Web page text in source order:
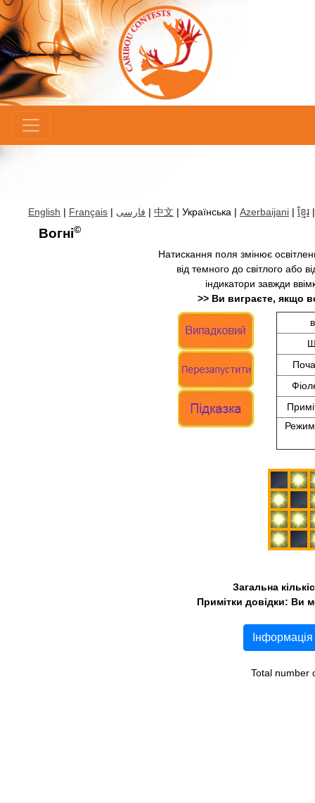
English | Français | فارسی | 中文 | Українська | Azerbaijani | ខ្មែរ
Вогні©
Натискання поля змінює
від темного до світлого або
індикатори завжди
>> Ви виграєте, якщо
Загальна
Примітки довідки: Ви
Total number